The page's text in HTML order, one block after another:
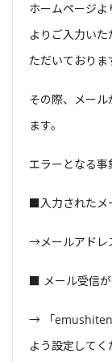
ホームページ
よりご入力い
ただいておりま
その際、メー
ます。
エラーとなる事
■入力されたメ
→メールアドレ
■ メール受信
→ 「
よう設定してく